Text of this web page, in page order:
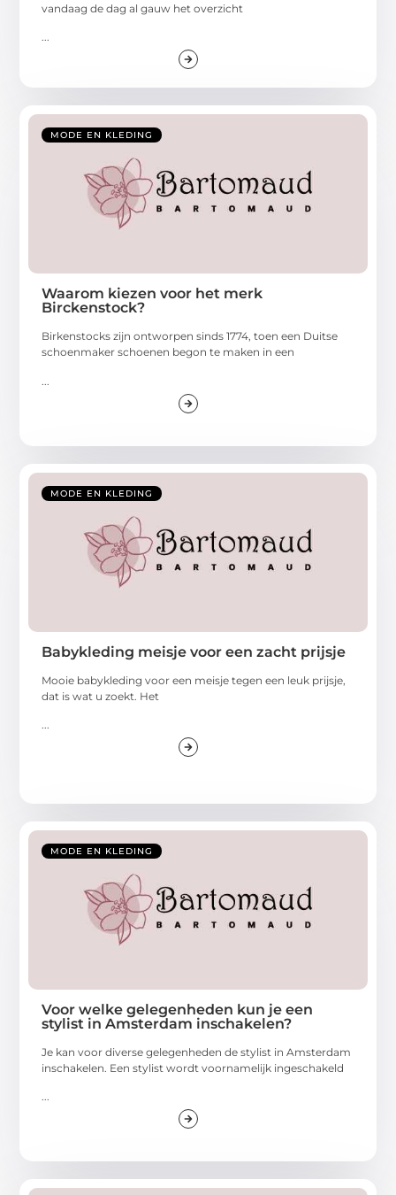
vandaag de dag al gauw het overzicht
...
MODE EN KLEDING
Waarom kiezen voor het merk
Birckenstock?
Birkenstocks zijn ontworpen sinds 1774, toen een Duitse
schoenmaker schoenen begon te maken in een
MODE EN KLEDING
Babykleding meisje voor een zacht prijsje
Mooie babykleding voor een meisje tegen een leuk prijsje,
dat is wat u zoekt. Het
MODE EN KLEDING
Voor welke gelegenheden kun je een
stylist in Amsterdam inschakelen?
Je kan voor diverse gelegenheden de stylist in Amsterdam
inschakelen. Een stylist wordt voornamelijk ingeschakeld
...